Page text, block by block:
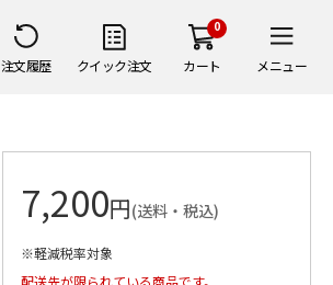
注文履歴 クイック注文
0
カート メニュー
7,200円(送料・税込)
※軽減税率対象
配送先が限られている商品です。